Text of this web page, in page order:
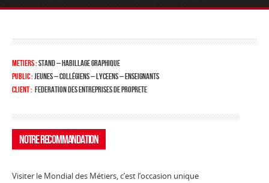
METIERS :stand – habillage graphique
PUBLIC : jeunes – collégiens – lyceens – enseignants
CLIENT : federation des entreprises de proprete
Notre Recommandation
Visiter le Mondial des Métiers, c’est l’occasion unique